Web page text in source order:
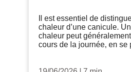
Il est essentiel de
chaleur d’une canicule.
chaleur peut
cours de la journée, en se